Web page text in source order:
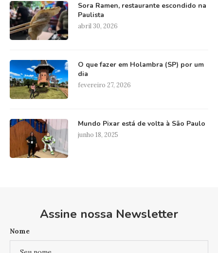
Sora Ramen, restaurante escondido na
Paulista
abril 30, 2026
O que fazer em Holambra (SP) por um
dia
fevereiro 27, 2026
Mundo Pixar está de volta à São Paulo
junho 18, 2025
Assine nossa Newsletter
Nome